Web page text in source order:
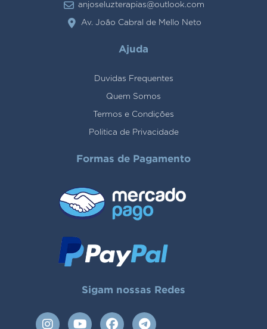
anjoseluzterapias@outlook.com
Av. João Cabral de Mello Neto
Ajuda
Duvidas Frequentes
Quem Somos
Termos e Condições
Politica de Privacidade
Formas de Pagamento
Sigam nossas Redes
I
Y
F
T